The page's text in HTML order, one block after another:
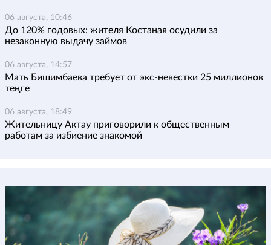
06 августа, 10:46
До 120% годовых: жителя Костаная осудили за
незаконную выдачу займов
06 августа, 14:57
Мать Бишимбаева требует от экс-невестки 25 миллионов
теңге
06 августа, 18:49
Жительницу Актау приговорили к общественным
работам за избиение знакомой